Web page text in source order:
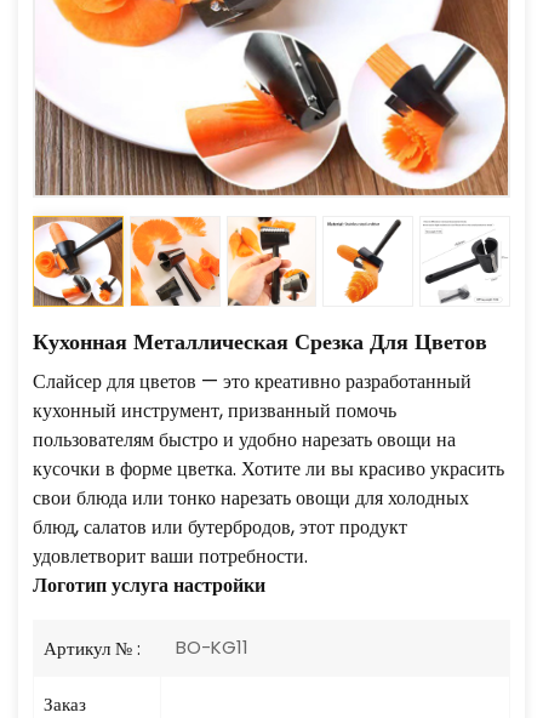
Кухонная Металлическая Срезка Для Цветов
Слайсер для цветов — это креативно разработанный
кухонный инструмент, призванный помочь
пользователям быстро и удобно нарезать овощи на
кусочки в форме цветка. Хотите ли вы красиво украсить
свои блюда или тонко нарезать овощи для холодных
блюд, салатов или бутербродов, этот продукт
удовлетворит ваши потребности.
Логотипуслуга настройки
Артикул № : BO-KG11
Заказ